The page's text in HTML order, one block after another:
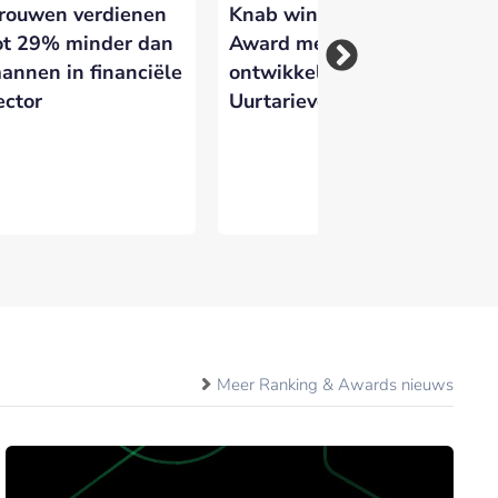
verdienen
29% minder dan
in financiële
Knab wint Dutch PR
Award met eigen
ontwikkeld Zzp
Uurtarievenboekje
Meer Ranking & Awards nieuws